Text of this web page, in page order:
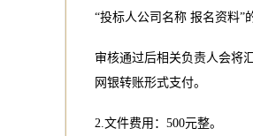
“投标人公司名称 报名资料”
审核通过后相关负责人会将
网银转账形式支付。
2.文件费用：500元整。